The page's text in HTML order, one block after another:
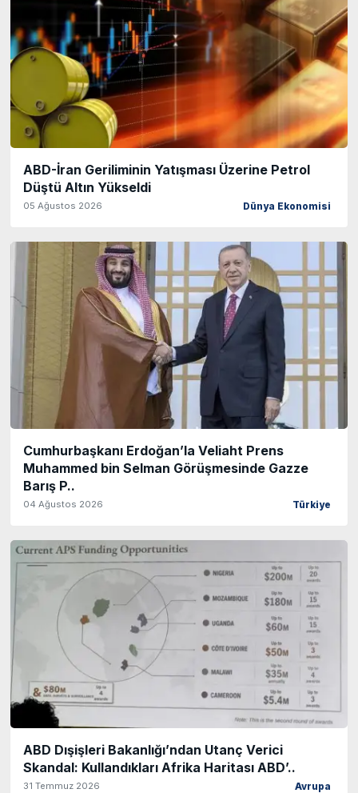
ABD-İran Geriliminin Yatışması Üzerine Petrol
Düştü Altın Yükseldi
05 Ağustos 2026 Dünya Ekonomisi
Cumhurbaşkanı Erdoğan’la Veliaht Prens
Muhammed bin Selman Görüşmesinde Gazze
Barış P..
04 Ağustos 2026 Türkiye
ABD Dışişleri Bakanlığı’ndan Utanç Verici
Skandal: Kullandıkları Afrika Haritası ABD’..
31 Temmuz 2026 Avrupa